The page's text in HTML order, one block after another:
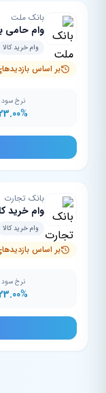
بانک ملت
وام حامی
وام خرید کالا
بر اساس
نرخ سود
بانک تجارت
وام خرید
وام خرید کالا
بر اساس
نرخ سود